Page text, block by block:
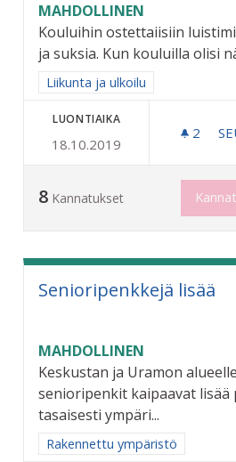
MAHDOLLINEN
Kouluihin ostettaiisiin
ja suksia. Kun kouluilla olisi
Rajaa tulokset aihepiirin
Liikunta ja ulkoilu
LUONTIAIKA
18.10.2019
2 2
8 Kannatukset
Senioripenkkejä lisää
MAHDOLLINEN
Keskustan ja Uramon
senioripenkit kaipaavat lisää
tasaisesti ympäri...
Rajaa tulokset aihepiirin
Rakennettu ympäristö